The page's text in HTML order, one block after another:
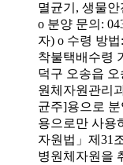
멸균기, 생물안
o 분양 문의:
자) o 수령 방
착불택배수령
덕구 오송읍
원체자원관리
균주]용으로
용으로만 사용
자원법」제31
병원체자원을